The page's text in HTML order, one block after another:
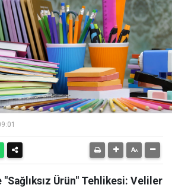
"Sağlıksız Ürün" Tehlikesi: Veliler